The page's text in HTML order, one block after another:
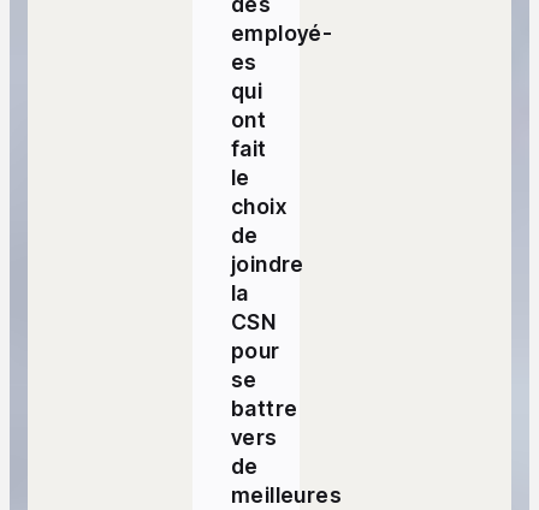
employé-
es
qui
ont
fait
le
choix
de
joindre
la
CSN
pour
se
battre
vers
de
meilleures